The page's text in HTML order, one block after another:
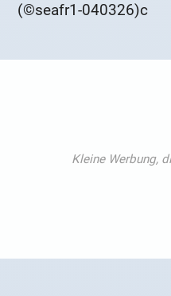
Zusammenhänge.
(©seafr1-040326)c